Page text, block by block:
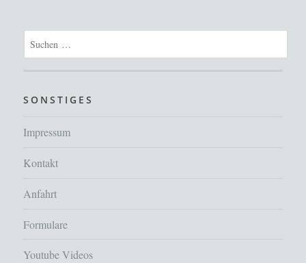
Suchen
nach:
SONSTIGES
Impressum
Kontakt
Anfahrt
Formulare
Youtube Videos